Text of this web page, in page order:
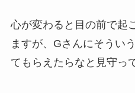
心が変わると目の前で起
ますが、Gさんにそうい
てもらえたらなと見守っ